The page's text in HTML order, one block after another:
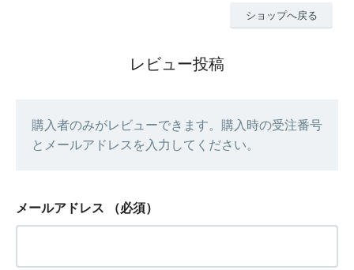
ショップへ戻る
レビュー投稿
購入者のみがレビューできます。購入時の受注番号
とメールアドレスを入力してください。
メールアドレス （必須）